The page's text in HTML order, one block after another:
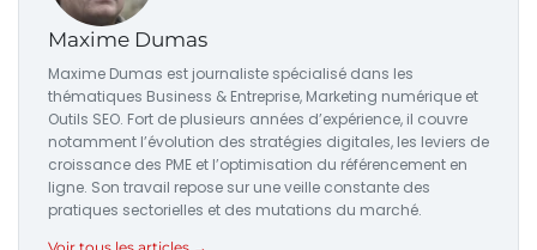
Maxime Dumas
Maxime Dumas est journaliste spécialisé dans les
thématiques Business & Entreprise, Marketing numérique et
Outils SEO. Fort de plusieurs années d’expérience, il couvre
notamment l’évolution des stratégies digitales, les leviers de
croissance des PME et l’optimisation du référencement en
ligne. Son travail repose sur une veille constante des
pratiques sectorielles et des mutations du marché.